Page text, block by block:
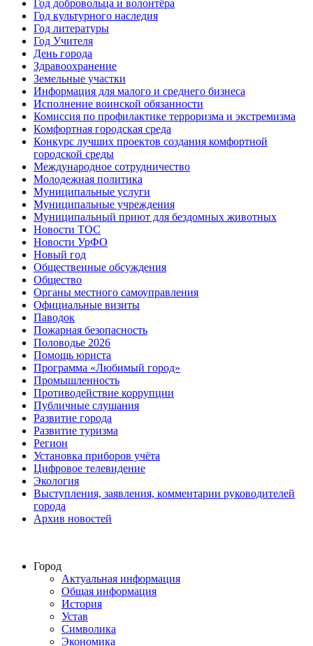
Год добровольца и волонтёра
Год культурного наследия
Год литературы
Год Учителя
День города
Здравоохранение
Земельные участки
Информация для малого и среднего бизнеса
Исполнение воинской обязанности
Комиссия по профилактике терроризма и экстремизма
Комфортная городская среда
Конкурс лучших проектов создания комфортной
городской среды
Международное сотрудничество
Молодежная политика
Муниципальные услуги
Муниципальные учреждения
Муниципальный приют для бездомных животных
Новости ТОС
Новости УрФО
Новый год
Общественные обсуждения
Общество
Органы местного самоуправления
Официальные визиты
Паводок
Пожарная безопасность
Половодье 2026
Помощь юриста
Программа «Любимый город»
Промышленность
Противодействие коррупции
Публичные слушания
Развитие города
Развитие туризма
Регион
Установка приборов учёта
Цифровое телевидение
Экология
Выступления, заявления, комментарии руководителей
города
Архив новостей
Город
Актуальная информация
Общая информация
История
Устав
Символика
Экономика